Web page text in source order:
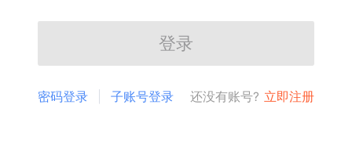
登录
密码登录 子账号登录 还没有账号? 立即注册